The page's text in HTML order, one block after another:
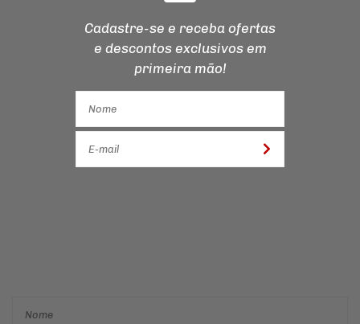
Cadastre-se e receba ofertas
e descontos exclusivos em
primeira mão!